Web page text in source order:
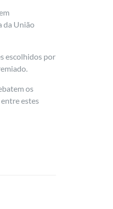
da União
escolhidos por
os
estes